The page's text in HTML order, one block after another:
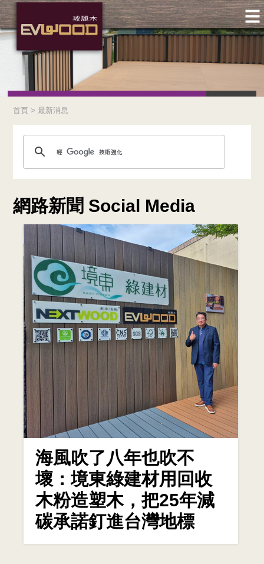
首頁 > 最新消息
網路新聞 Social Media
海風吹了八年也吹不
壞：境東綠建材用回收
木粉造塑木，把25年減
碳承諾釘進台灣地標